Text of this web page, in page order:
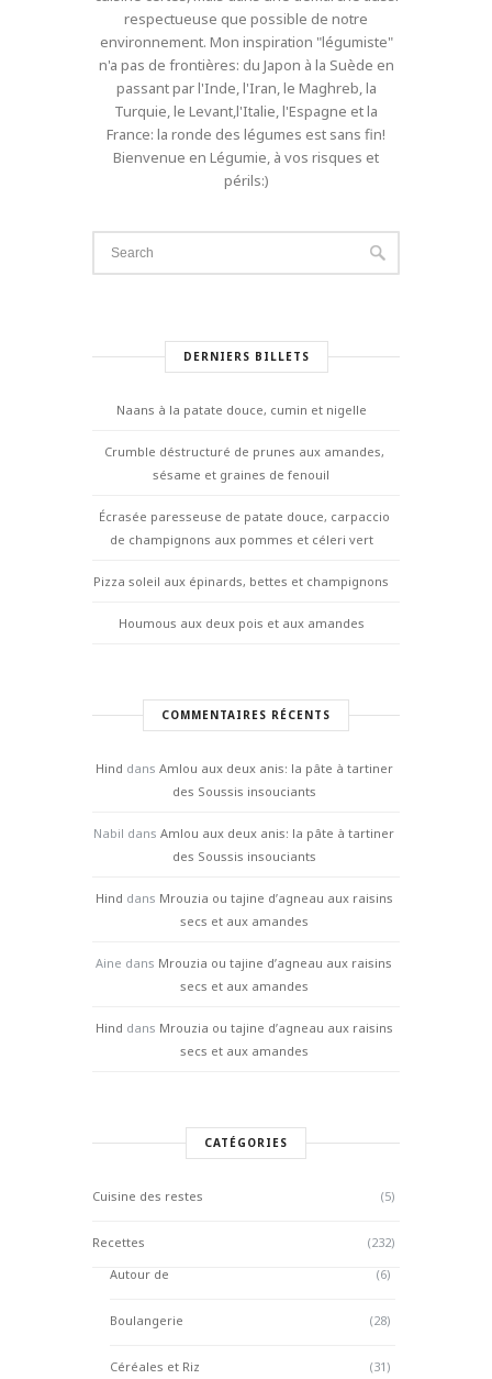
respectueuse que possible de notre
environnement. Mon inspiration "légumiste"
n'a pas de frontières: du Japon à la Suède en
passant par l'Inde, l'Iran, le Maghreb, la
Turquie, le Levant,l'Italie, l'Espagne et la
France: la ronde des légumes est sans fin!
Bienvenue en Légumie, à vos risques et
périls:)
DERNIERS BILLETS
Naans à la patate douce, cumin et nigelle
Crumble déstructuré de prunes aux amandes,
sésame et graines de fenouil
Écrasée paresseuse de patate douce, carpaccio
de champignons aux pommes et céleri vert
Pizza soleil aux épinards, bettes et champignons
Houmous aux deux pois et aux amandes
COMMENTAIRES RÉCENTS
Hind dans Amlou aux deux anis: la pâte à tartiner
des Soussis insouciants
Nabil dans Amlou aux deux anis: la pâte à tartiner
des Soussis insouciants
Hind dans Mrouzia ou tajine d’agneau aux raisins
secs et aux amandes
Aine dans Mrouzia ou tajine d’agneau aux raisins
secs et aux amandes
Hind dans Mrouzia ou tajine d’agneau aux raisins
secs et aux amandes
CATÉGORIES
Cuisine des restes (5)
Recettes
(232)
Autour de
(6)
Boulangerie (28)
Céréales et Riz (31)